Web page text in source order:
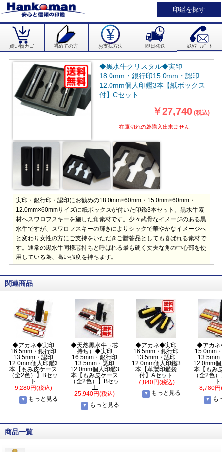
印鑑を探す
買い物カゴ 初めての方 お支払方法 即日発送 ｶｽﾀﾏｰｻﾎﾟｰﾄ
◆黒水牛クリスタル◆実印
18.0mm・銀行印15.0mm・認印
12.0mm個人印鑑3本【紙ボックス
付】Cセット
￥27,740 (税込)
在庫切れの為購入出来ません
実印・銀行印・認印にお勧めの18.0mm×60mm・15.0mm×60mm・
12.0mm×60mmサイズに紙ボックスが付いた印鑑3本セット。黒水牛素
材へスワロフスキーを施した角素材です。少々武骨なイメージのある黒
水牛ですが、スワロフスキーの輝きによりシックで華やかなイメージへ
と変わり女性の方にご支持をいただきご贈答品としても喜ばれる素材で
す。通常の黒水牛同様芯持ちと呼ばれる最も硬く丈夫な角の中心部を使
用している為、高い強度を持ちます。
関連商品
◆アカネ◆実印
16.5mm・銀行印
13.5mm・認印
12.0mm個人印鑑3
本【もみ皮ケース
（全2色）】Bセッ
ト
9,280円(税込)
もっと見る
◆天然黒水牛（芯
持ち）◆実印
16.5mm・銀行印
13.5mm・認印
12.0mm個人印鑑3
本【もみ皮ケース
（全2色）】Bセッ
ト
25,940円(税込)
もっと見る
◆アカネ◆実印
16.5mm・銀行印
13.5mm・認印
12.0mm個人印鑑3
本【革製印鑑袋
付】Aセット
7,840円(税込)
もっと見る
◆アカ
15.0mm
13.5mm
12.0mm
本【もみ
（全2色
ト
8,780円
も
商品一覧